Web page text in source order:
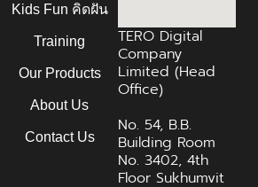
Kids Fun คิดฝัน
Training
Our Products
About Us
Contact Us
TERO Digital
Company
Limited (Head
Office)
No. 54, B.B.
Building Room
No. 3402, 4th
Floor Sukhumvit